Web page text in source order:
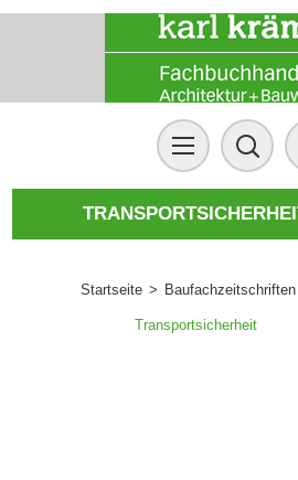
Startseite > Baufachzeitschriften
Transportsicherheit